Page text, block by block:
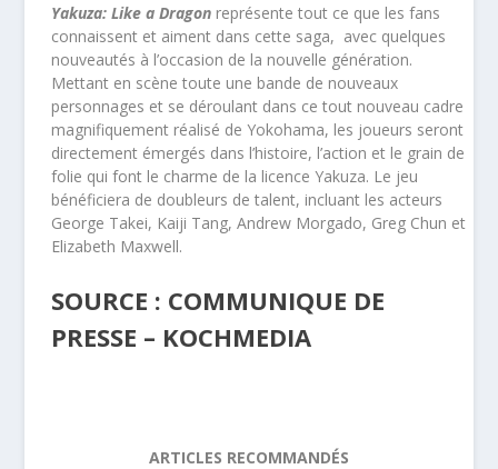
Yakuza: Like a Dragon représente tout ce que les fans
connaissent et aiment dans cette saga, avec quelques
nouveautés à l’occasion de la nouvelle génération.
Mettant en scène toute une bande de nouveaux
personnages et se déroulant dans ce tout nouveau cadre
magnifiquement réalisé de Yokohama, les joueurs seront
directement émergés dans l’histoire, l’action et le grain de
folie qui font le charme de la licence Yakuza. Le jeu
bénéficiera de doubleurs de talent, incluant les acteurs
George Takei, Kaiji Tang, Andrew Morgado, Greg Chun et
Elizabeth Maxwell.
SOURCE : COMMUNIQUE DE
PRESSE – KOCHMEDIA
ARTICLES RECOMMANDÉS